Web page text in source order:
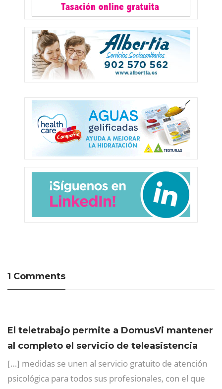
1 Comments
El teletrabajo permite a DomusVi mantener
al completo el servicio de teleasistencia
[…] medidas se unen al servicio gratuito de atención
psicológica para todos sus profesionales, con el que